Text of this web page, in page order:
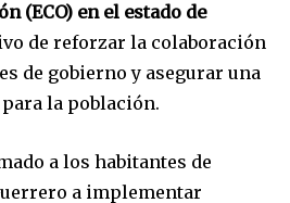
.
(ECO) en el estado de
de reforzar la colaboración
de gobierno y asegurar una
la población.
a los habitantes de
a implementar